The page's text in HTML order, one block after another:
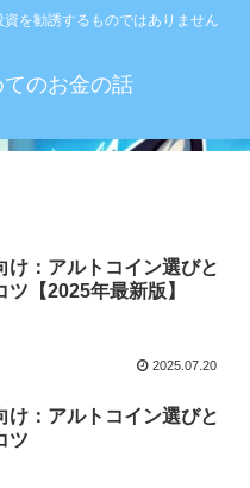
を勧誘するものではありません
のお金の話
け：アルトコイン選びと
ツ【2025年最新版】
2025.07.20
け：アルトコイン選びと
ツ